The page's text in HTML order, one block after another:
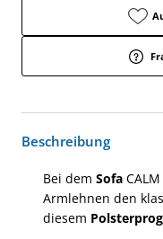
Beschreibung
Bei dem Sofa
Armlehnen den
diesem